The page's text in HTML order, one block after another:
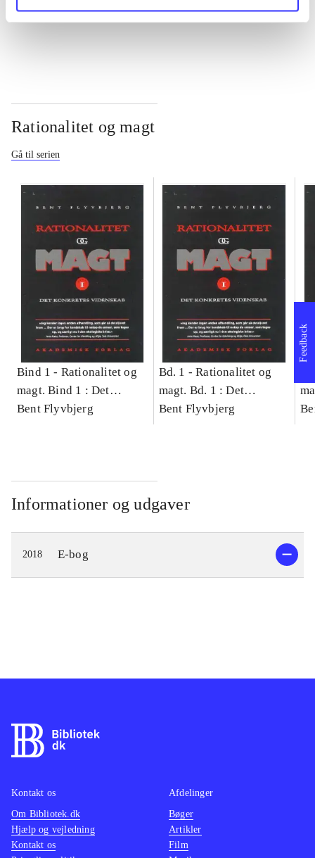
Rationalitet og magt
Gå til serien
Bind 1 - Rationalitet og
magt. Bind 1 : Det
konkretes videnskab
Bent Flyvbjerg
Bd. 1 -Rationalitet og
magt. Bd. 1 : Det
konkretes videnskab
Bent Flyvbjerg
Informationer og udgaver
2018 E-bog
Feedback
Kontakt os
Om Bibliotek.dk
Hjælp og vejledning
Kontakt os
Afdelinger
Bøger
Artikler
Film